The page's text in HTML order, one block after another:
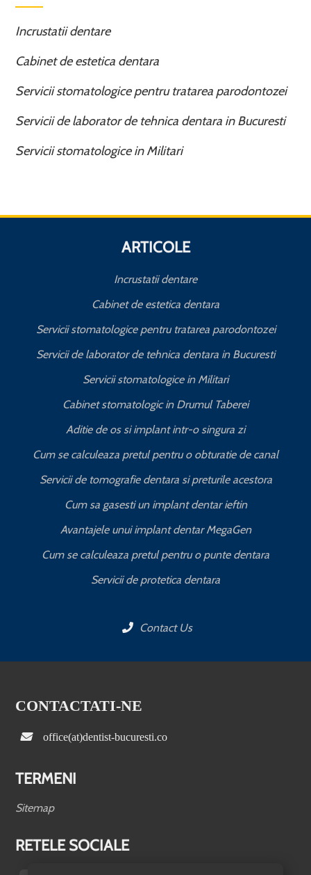
Incrustatii dentare
Cabinet de estetica dentara
Servicii stomatologice pentru tratarea parodontozei
Servicii de laborator de tehnica dentara in Bucuresti
Servicii stomatologice in Militari
ARTICOLE
Incrustatii dentare
Cabinet de estetica dentara
Servicii stomatologice pentru tratarea parodontozei
Servicii de laborator de tehnica dentara in Bucuresti
Servicii stomatologice in Militari
Cabinet stomatologic in Drumul Taberei
Aditie de os si implant intr-o singura zi
Cum se calculeaza pretul pentru o obturatie de canal
Servicii de tomografie dentara si preturile acestora
Cum sa gasesti un implant dentar ieftin
Avantajele unui implant dentar MegaGen
Cum se calculeaza pretul pentru o punte dentara
Servicii de protetica dentara
Contact Us
CONTACTATI-NE
office(at)dentist-bucuresti.co
TERMENI
Sitemap
RETELE SOCIALE